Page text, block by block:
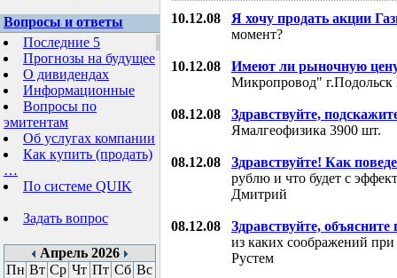
Вопросы и ответы
Последние 5
Прогнозы на будущее
О дивидендах
Информационные
Вопросы по
эмитентам
Об услугах компании
Как купить (продать)
…
По системе QUIK
Задать вопрос
Апрель 2026
Пн Вт Ср Чт Пт Сб Вс
10.12.08 Я хочу продать акции
момент?
10.12.08
Имеют ли рыночную
Микропровод"
08.12.08
Здравствуйте,
Ямалгеофизика 3900 шт.
08.12.08
Здравствуйте! Как
рублю и что будет с
Дмитрий
08.12.08
Здравствуйте, объясните
из каких соображений
Рустем